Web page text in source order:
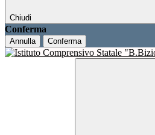
Chiudi
Conferma
Annulla Conferma